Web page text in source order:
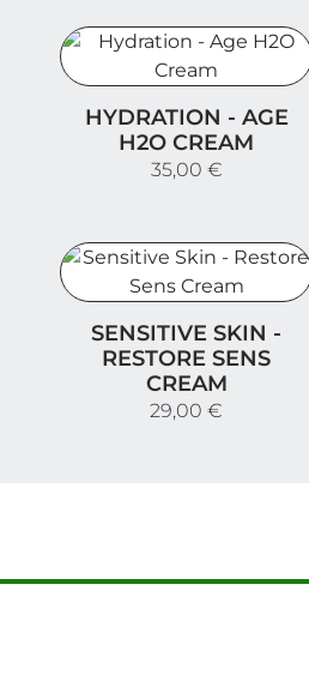
HYDRATION - AGE
H2O CREAM
35,00 €
Sensitive Skin - Restore
SENSITIVE SKIN -
RESTORE SENS
CREAM
29,00 €